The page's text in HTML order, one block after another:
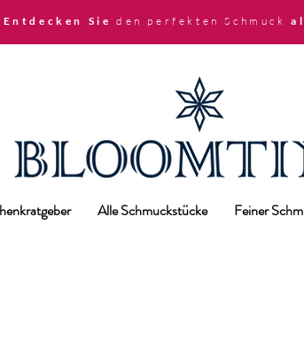
Entdecken Sie den perfekten Schmuck
Alle Schmuckstücke Feiner